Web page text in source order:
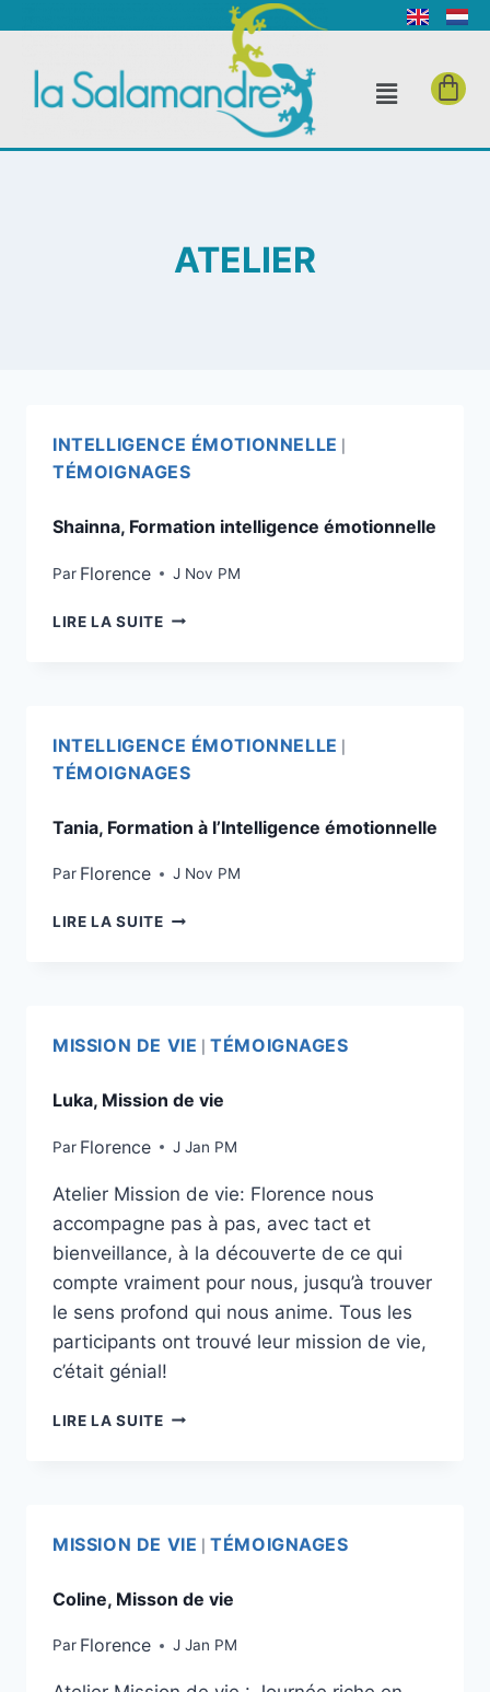
ATELIER
INTELLIGENCE ÉMOTIONNELLE
TÉMOIGNAGES
Shainna, Formation intelligence émotionnelle
Par Florence J Nov PM
LIRE LA SUITE
INTELLIGENCE ÉMOTIONNELLE
TÉMOIGNAGES
Tania, Formation à l’Intelligence émotionnelle
Par Florence J Nov PM
LIRE LA SUITE
MISSION DE VIE |TÉMOIGNAGES
Luka, Mission de vie
Par Florence J Jan PM
Atelier Mission de vie: Florence nous
accompagne pas à pas, avec tact et
bienveillance, à la découverte de ce qui
compte vraiment pour nous, jusqu’à trouver
le sens profond qui nous anime. Tous les
participants ont trouvé leur mission de vie,
c’était génial!
LIRE LA SUITE
MISSION DE VIE |TÉMOIGNAGES
Coline, Misson de vie
Par Florence J Jan PM